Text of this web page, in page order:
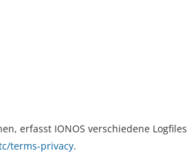
erfasst IONOS verschiedene Logfiles
terms-privacy.